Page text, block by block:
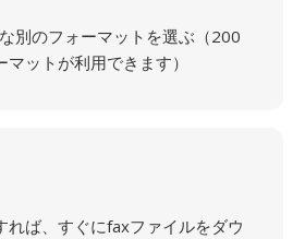
別のフォーマットを選ぶ（200
ットが利用できます）
れば、すぐにfaxファイルをダウ